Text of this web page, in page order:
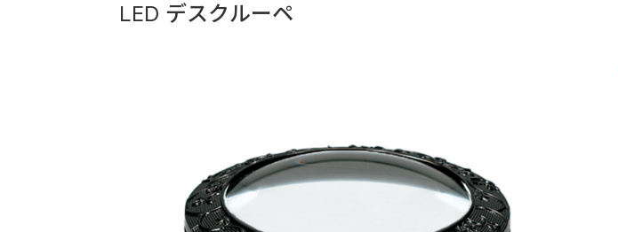
LED デスクルーペ